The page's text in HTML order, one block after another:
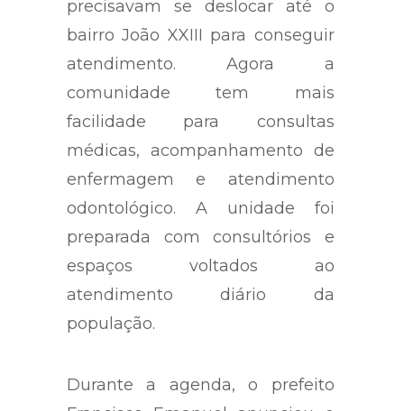
precisavam se deslocar até o
bairro João XXIII para conseguir
atendimento. Agora a
comunidade tem mais
facilidade para consultas
médicas, acompanhamento de
enfermagem e atendimento
odontológico. A unidade foi
preparada com consultórios e
espaços voltados ao
atendimento diário da
população.
Durante a agenda, o prefeito